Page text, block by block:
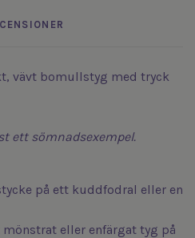
vävt bomullstyg med tryck
ett sömnadsexempel.
på ett kuddfodral eller en
eller enfärgat tyg på